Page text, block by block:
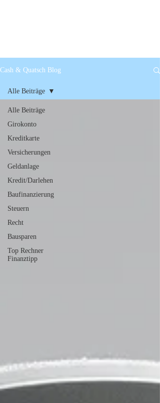
Cash & Quatsch Blog
Alle Beiträge
Girokonto
Kreditkarte
Versicherungen
Geldanlage
Kredit/Darlehen
Baufinanzierung
Steuern
Recht
Bausparen
Top Rechner
Finanztipp
Alle Beiträge